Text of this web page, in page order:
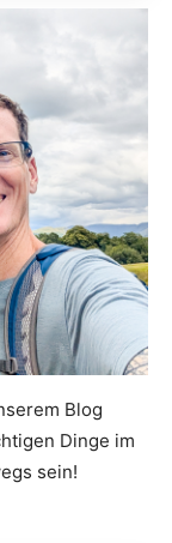
Blog
Dinge im
sein!